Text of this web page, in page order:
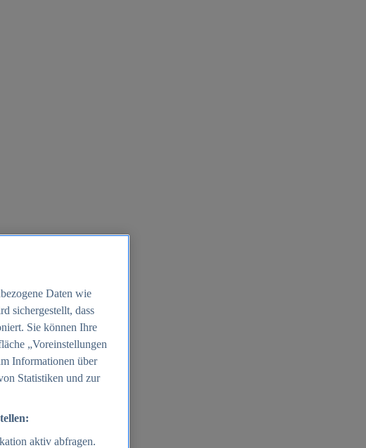
Daten wie
sichergestellt, dass
Sie können Ihre
„Voreinstellungen
Informationen über
Statistiken und zur
aktiv abfragen.